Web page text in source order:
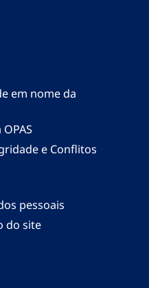
em nome da
e Conflitos
pessoais
do site